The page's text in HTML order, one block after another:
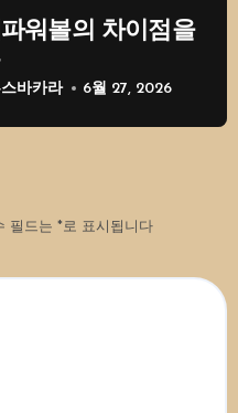
워볼의 차이점을
바카라 6월 27, 2026
필드는 *로 표시됩니다